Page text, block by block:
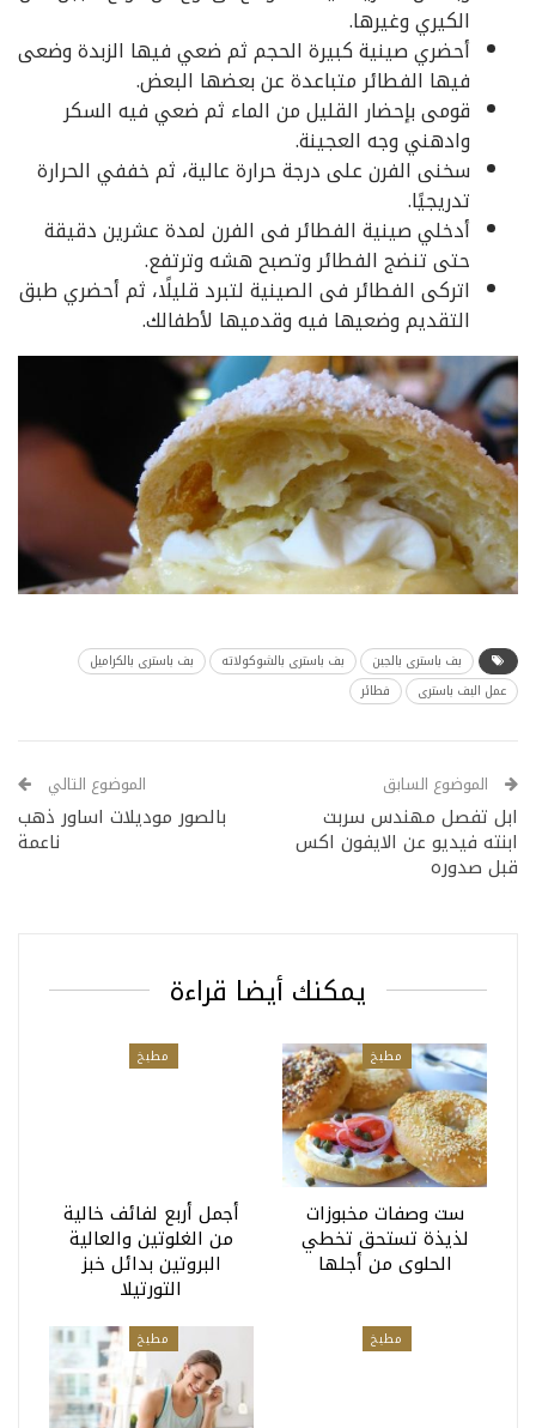
الكيري وغيرها.
أحضري صينية كبيرة الحجم ثم ضعي فيها الزبدة وضعى
فيها الفطائر متباعدة عن بعضها البعض.
قومى بإحضار القليل من الماء ثم ضعي فيه السكر
وادهني وجه العجينة.
سخنى الفرن على درجة حرارة عالية، ثم خففي الحرارة
تدريجيًا.
أدخلي صينية الفطائر فى الفرن لمدة عشرين دقيقة
حتى تنضج الفطائر وتصبح هشه وترتفع.
اتركى الفطائر فى الصينية لتبرد قليلًا، ثم أحضري طبق
التقديم وضعيها فيه وقدميها لأطفالك.
بف باسترى بالجبن بف باسترى بالشوكولاته
بف باسترى بالكراميل
عمل البف باسترى
فطائر
الموضوع السابق
ابل تفصل مهندس سربت
ابنته فيديو عن الايفون اكس
قبل صدوره
الموضوع التالي
بالصور موديلات اساور ذهب
ناعمة
يمكنك أيضا قراءة
مطبخ
ست وصفات مخبوزات
لذيذة تستحق تخطي
الحلوى من أجلها
مطبخ
أجمل أربع لفائف خالية
من الغلوتين والعالية
البروتين بدائل خبز
التورتيلا
مطبخ مطبخ